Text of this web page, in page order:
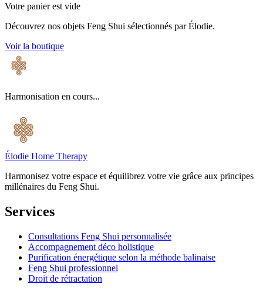
Votre panier est vide
Découvrez nos objets Feng Shui sélectionnés par Élodie.
Voir la boutique
Harmonisation en cours...
Élodie Home Therapy
Harmonisez votre espace et équilibrez votre vie grâce aux principes
millénaires du Feng Shui.
Services
Consultations Feng Shui personnalisée
Accompagnement déco holistique
Purification énergétique selon la méthode balinaise
Feng Shui professionnel
Droit de rétractation